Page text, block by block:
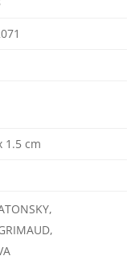
1.5 cm